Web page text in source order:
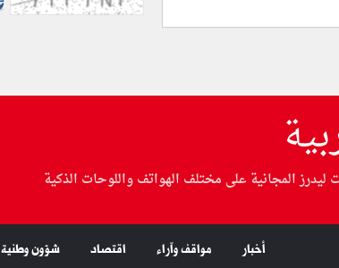
ليدرز المجانية على مختلف الهواتف واللوحات الذكية
أخبار مواقف وآراء اقتصاد شؤون وطنية